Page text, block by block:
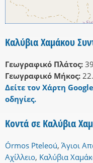
Καλύβια Χαμάκου
Γεωγραφικό Πλάτος:
Γεωγραφικό Μήκος:
Δείτε τον Χάρτη
οδηγίες.
Κοντά σε Καλύβια
Órmos Pteleoú, Άγιοι
Αχίλλειο, Καλύβια